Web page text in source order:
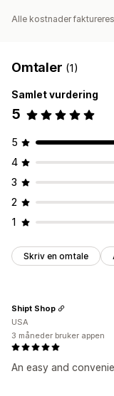
Alle kostnader faktureres
Omtaler (1)
Samlet vurdering
5
5
4
3
2
1
Skriv en omtale
An easy and
Shipt Shop
USA
3 måneder bruker appen